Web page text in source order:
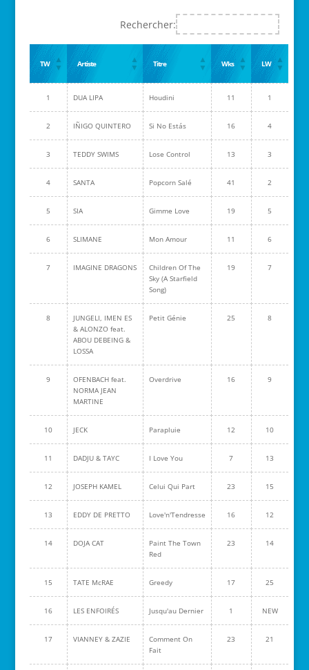
Rechercher:
TW Artiste Titre Wks LW
1 DUA LIPA Houdini 11 1
2 IÑIGO QUINTERO Si No Estás 16 4
3 TEDDY SWIMS Lose Control 13 3
4 SANTA Popcorn Salé 41 2
5 SIA Gimme Love 19 5
6 SLIMANE Mon Amour 11 6
7 IMAGINE DRAGONS
Children Of The
Sky (A Starfield
Song)
19 7
8
JUNGELI, IMEN ES
& ALONZO feat.
ABOU DEBEING &
LOSSA
Petit Génie 25 8
9
OFENBACH feat.
NORMA JEAN
MARTINE
Overdrive 16 9
10 JECK Parapluie 12 10
11 DADJU & TAYC I Love You 7 13
12 JOSEPH KAMEL Celui Qui Part 23 15
13 EDDY DE PRETTO Love'n'Tendresse 16 12
14 DOJA CAT
Paint The Town
Red
23 14
15 TATE McRAE Greedy 17 25
16 LES ENFOIRÉS Jusqu'au Dernier 1 NEW
17 VIANNEY & ZAZIE
Comment On
Fait
23 21